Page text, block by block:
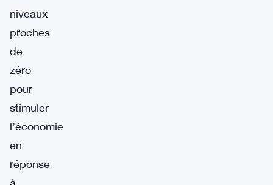
niveaux
proches
de
zéro
pour
stimuler
l’économie
en
réponse